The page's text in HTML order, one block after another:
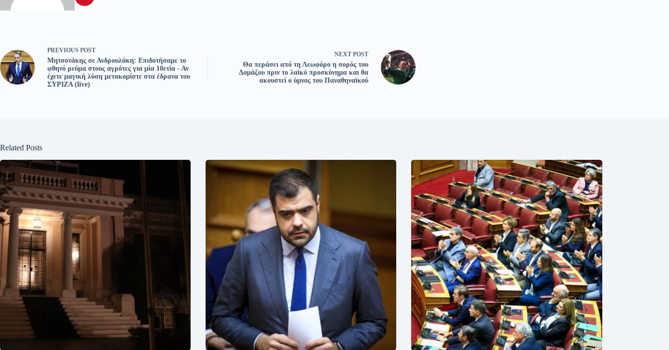
PREVIOUS POST
Μητσοτάκης σε Ανδρουλάκη: Επιδοτήσαμε το
φθηνό ρεύμα στους αγρότες για μία 10ετία - Αν
έχετε μαγική λύση μετακομίστε στα έδρανα του
ΣΥΡΙΖΑ (live)
NEXT POST
Θα περάσει από τη Λεωφόρο η σορός του
Δομάζου πριν το λαϊκό προσκύνημα και θα
ακουστεί ο ύμνος του Παναθηναϊκού
Related Posts